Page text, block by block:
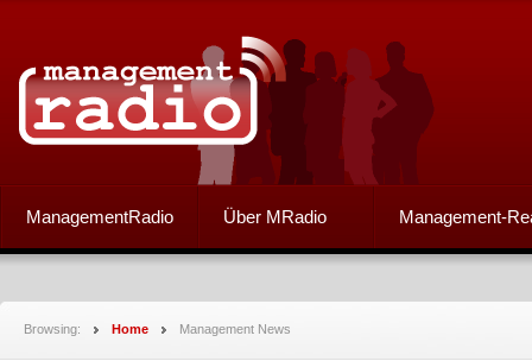
ManagementRadio Über MRadio Management-
Browsing: Home Management News